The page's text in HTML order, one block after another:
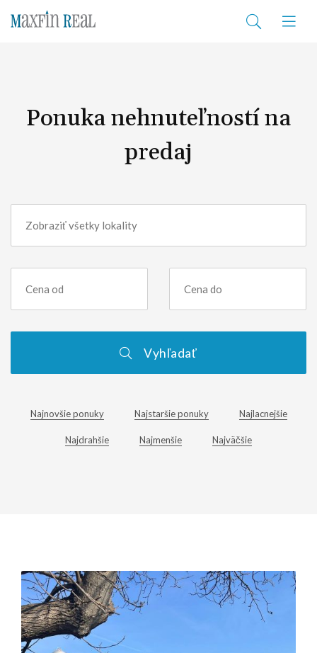
Ponuka nehnuteľností na
predaj
Vyhľadať
Najnovšie ponuky Najstaršie ponuky Najlacnejšie
Najdrahšie Najmenšie Najväčšie